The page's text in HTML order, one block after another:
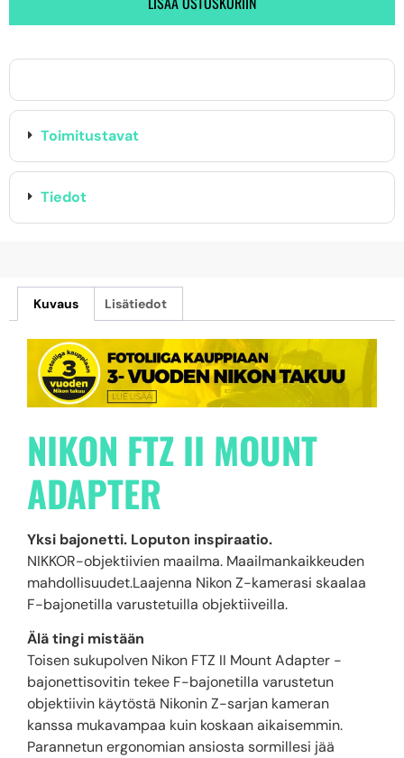
Toimitustavat
Tiedot
Kuvaus Lisätiedot
NIKON FTZ II MOUNT
ADAPTER
Yksi bajonetti. Loputon inspiraatio.
NIKKOR-objektiivien maailma. Maailmankaikkeuden
mahdollisuudet.Laajenna Nikon Z-kamerasi skaalaa
F-bajonetilla varustetuilla objektiiveilla.
Älä tingi mistään
Toisen sukupolven Nikon FTZ II Mount Adapter -
bajonettisovitin tekee F-bajonetilla varustetun
objektiivin käytöstä Nikonin Z-sarjan kameran
kanssa mukavampaa kuin koskaan aikaisemmin.
Parannetun ergonomian ansiosta sormillesi jää